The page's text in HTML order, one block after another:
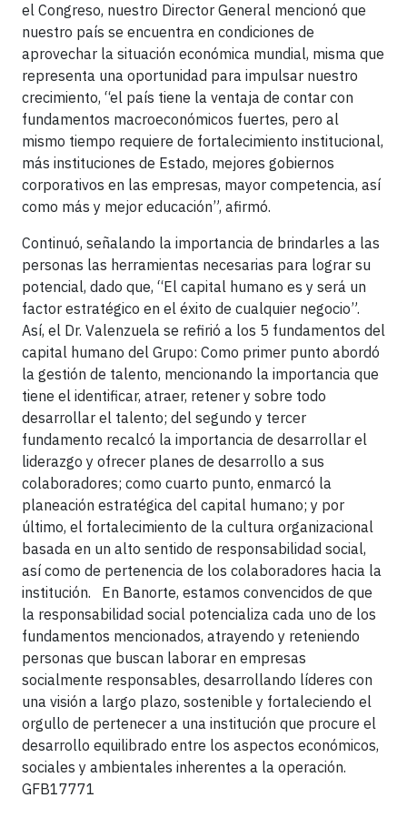
el Congreso, nuestro Director General mencionó que
nuestro país se encuentra en condiciones de
aprovechar la situación económica mundial, misma que
representa una oportunidad para impulsar nuestro
crecimiento, “el país tiene la ventaja de contar con
fundamentos macroeconómicos fuertes, pero al
mismo tiempo requiere de fortalecimiento institucional,
más instituciones de Estado, mejores gobiernos
corporativos en las empresas, mayor competencia, así
como más y mejor educación”, afirmó.
Continuó, señalando la importancia de brindarles a las
personas las herramientas necesarias para lograr su
potencial, dado que, “El capital humano es y será un
factor estratégico en el éxito de cualquier negocio”.
Así, el Dr. Valenzuela se refirió a los 5 fundamentos del
capital humano del Grupo: Como primer punto abordó
la gestión de talento, mencionando la importancia que
tiene el identificar, atraer, retener y sobre todo
desarrollar el talento; del segundo y tercer
fundamento recalcó la importancia de desarrollar el
liderazgo y ofrecer planes de desarrollo a sus
colaboradores; como cuarto punto, enmarcó la
planeación estratégica del capital humano; y por
último, el fortalecimiento de la cultura organizacional
basada en un alto sentido de responsabilidad social,
así como de pertenencia de los colaboradores hacia la
institución. En Banorte, estamos convencidos de que
la responsabilidad social potencializa cada uno de los
fundamentos mencionados, atrayendo y reteniendo
personas que buscan laborar en empresas
socialmente responsables, desarrollando líderes con
una visión a largo plazo, sostenible y fortaleciendo el
orgullo de pertenecer a una institución que procure el
desarrollo equilibrado entre los aspectos económicos,
sociales y ambientales inherentes a la operación.
GFB17771